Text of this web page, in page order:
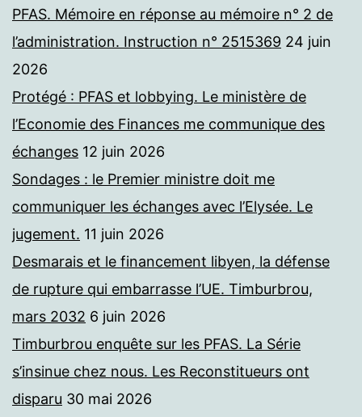
PFAS. Mémoire en réponse au mémoire n° 2 de
l’administration. Instruction n° 2515369 24 juin
2026
Protégé : PFAS et lobbying. Le ministère de
l’Economie des Finances me communique des
échanges 12 juin 2026
Sondages : le Premier ministre doit me
communiquer les échanges avec l’Elysée. Le
jugement. 11 juin 2026
Desmarais et le financement libyen, la défense
de rupture qui embarrasse l’UE. Timburbrou,
mars 2032 6 juin 2026
Timburbrou enquête sur les PFAS. La Série
s’insinue chez nous. Les Reconstitueurs ont
disparu 30 mai 2026